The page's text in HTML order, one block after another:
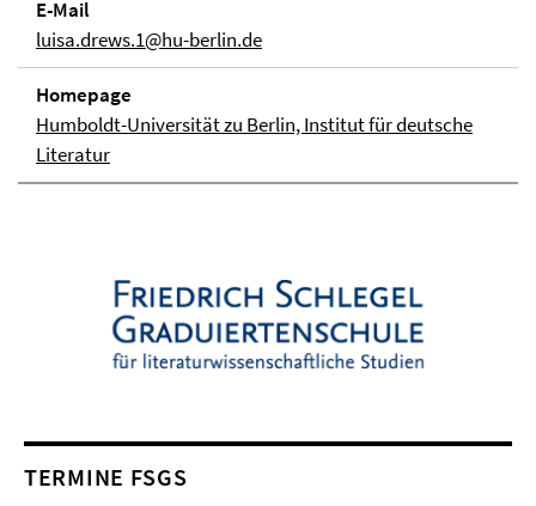
E-Mail
luisa.drews.1@hu-berlin.de
Homepage
Humboldt-Universität zu Berlin, Institut für deutsche
Literatur
TERMINE FSGS